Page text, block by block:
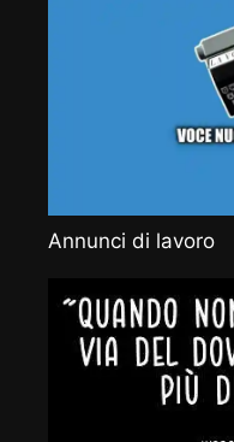
Annunci di lavoro